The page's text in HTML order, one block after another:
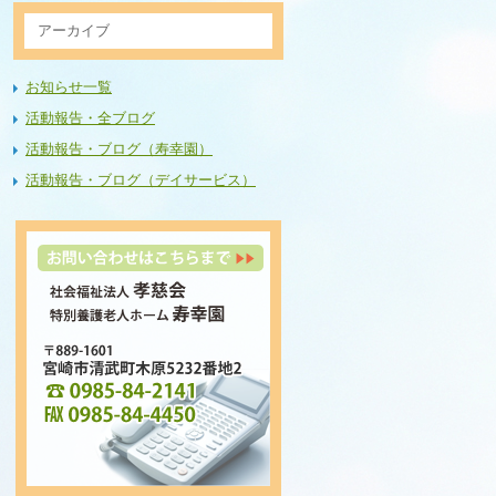
アーカイブ
お知らせ一覧
活動報告・全ブログ
活動報告・ブログ（寿幸園）
活動報告・ブログ（デイサービス）